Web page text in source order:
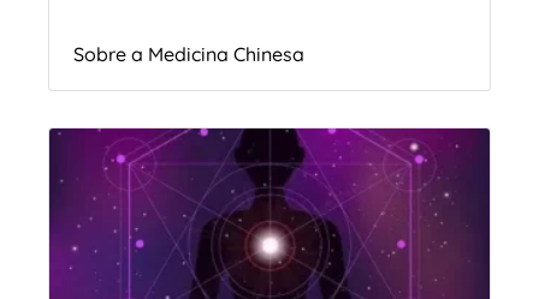
Sobre a Medicina Chinesa